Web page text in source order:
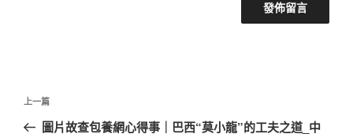
文
上
一
上一篇
圖片故查包養網心得事｜巴西“莫小龍”的工夫之道_中